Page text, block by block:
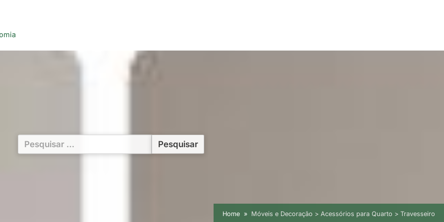
Pesquisar
por:
Home Móveis e Decoração > Acessórios para Quarto > Travesseiro